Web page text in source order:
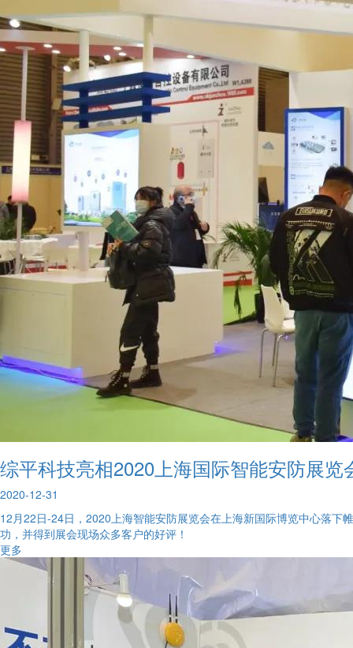
综平科技亮相2020上海国际智能安防展览
2020-12-31
12月22日-24日，2020上海智能安防展览会在上海新国际博览中心落
功，并得到展会现场众多客户的好评！
更多